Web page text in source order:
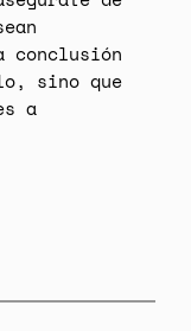
conclusión
sino que
a